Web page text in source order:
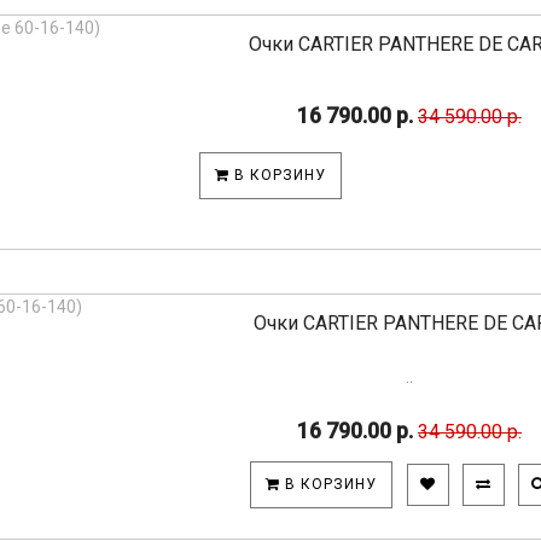
Очки CARTIER PANTHERE DE
16 790.00 р. 34 590.00 р.
В КОРЗИНУ
Очки CARTIER PANTHERE DE
16 790.00 р. 34 590.00 р.
В КОРЗИНУ